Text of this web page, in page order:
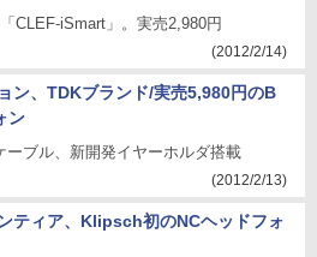
CLEF-iSmart」。実売2,980円
(2012/2/14)
ン、TDKブランド/実売5,980円のB
ン
ーブル、新開発イヤーホルダ搭載
(2012/2/13)
ティア、Klipsch初のNCヘッドフォ